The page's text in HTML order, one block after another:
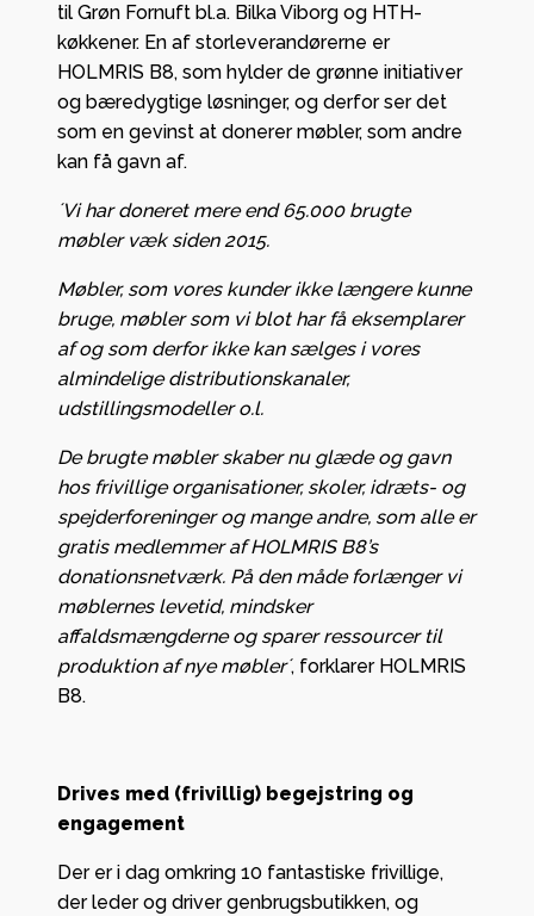
til Grøn Fornuft bl.a. Bilka Viborg og HTH-
køkkener. En af storleverandørerne er
HOLMRIS B8, som hylder de grønne initiativer
og bæredygtige løsninger, og derfor ser det
som en gevinst at donerer møbler, som andre
kan få gavn af.
´Vi har doneret mere end 65.000 brugte
møbler væk siden 2015.
Møbler, som vores kunder ikke længere kunne
bruge, møbler som vi blot har få eksemplarer
af og som derfor ikke kan sælges i vores
almindelige distributionskanaler,
udstillingsmodeller o.l.
De brugte møbler skaber nu glæde og gavn
hos frivillige organisationer, skoler, idræts- og
spejderforeninger og mange andre, som alle er
gratis medlemmer af HOLMRIS B8’s
donationsnetværk. På den måde forlænger vi
møblernes levetid, mindsker
affaldsmængderne og sparer ressourcer til
produktion af nye møbler´, forklarer HOLMRIS
B8.
Drives med (frivillig) begejstring og
engagement
Der er i dag omkring 10 fantastiske frivillige,
der leder og driver genbrugsbutikken, og